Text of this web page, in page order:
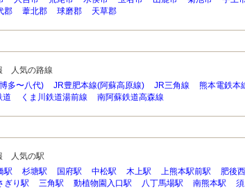
郡 葦北郡 球磨郡 天草郡
人気の路線
多〜八代)
JR豊肥本線(阿蘇高原線) JR三角線 熊本電鉄本
道
くま川鉄道湯前線 南阿蘇鉄道高森線
人気の駅
駅 杉塘駅 国府駅 中松駅 木上駅 上熊本駅前駅 肥後
ぎり駅 三角駅 動植物園入口駅 八丁馬場駅 南熊本駅